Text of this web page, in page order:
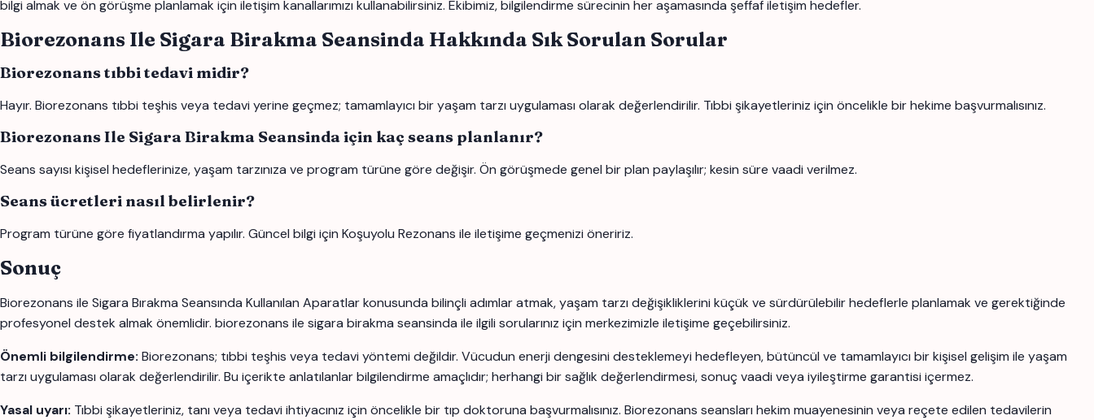
bilgi almak ve ön görüşme planlamak için iletişim kanallarımızı kullanabilirsiniz. Ekibimiz, bilgilendirme sürecinin her aşamasında şeffaf iletişim hedefler.
Biorezonans Ile Sigara Birakma Seansinda Hakkında Sık Sorulan Sorular
Biorezonans tıbbi tedavi midir?
Hayır. Biorezonans tıbbi teşhis veya tedavi yerine geçmez; tamamlayıcı bir yaşam tarzı uygulaması olarak değerlendirilir. Tıbbi şikayetleriniz için öncelikle bir hekime başvurmalısınız.
Biorezonans Ile Sigara Birakma Seansinda için kaç seans planlanır?
Seans sayısı kişisel hedeflerinize, yaşam tarzınıza ve program türüne göre değişir. Ön görüşmede genel bir plan paylaşılır; kesin süre vaadi verilmez.
Seans ücretleri nasıl belirlenir?
Program türüne göre fiyatlandırma yapılır. Güncel bilgi için Koşuyolu Rezonans ile iletişime geçmenizi öneririz.
Sonuç
Biorezonans ile Sigara Bırakma Seansında Kullanılan Aparatlar konusunda bilinçli adımlar atmak, yaşam tarzı değişikliklerini küçük ve sürdürülebilir hedeflerle planlamak ve gerektiğinde
profesyonel destek almak önemlidir. biorezonans ile sigara birakma seansinda ile ilgili sorularınız için merkezimizle iletişime geçebilirsiniz.
Önemli bilgilendirme: Biorezonans; tıbbi teşhis veya tedavi yöntemi değildir. Vücudun enerji dengesini desteklemeyi hedefleyen, bütüncül ve tamamlayıcı bir kişisel gelişim ile yaşam
tarzı uygulaması olarak değerlendirilir. Bu içerikte anlatılanlar bilgilendirme amaçlıdır; herhangi bir sağlık değerlendirmesi, sonuç vaadi veya iyileştirme garantisi içermez.
Yasal uyarı: Tıbbi şikayetleriniz, tanı veya tedavi ihtiyacınız için öncelikle bir tıp doktoruna başvurmalısınız. Biorezonans seansları hekim muayenesinin veya reçete edilen tedavilerin